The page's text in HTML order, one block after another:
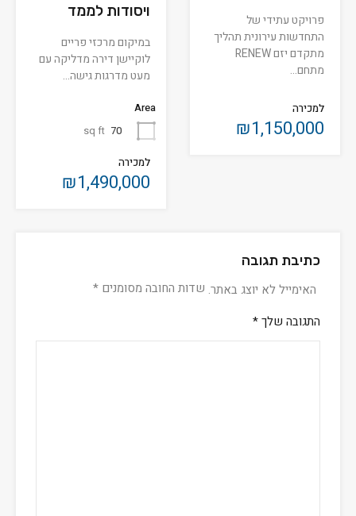
פרויקט עתידי של
התחדשות עירונית תהליך
מתקדם יזם RENEW
מתחם…
למכירה
₪1,150,000
ויסודות לממד
במיקום מרכזי פריים
לוקיישן דירה מדליקה עם
מעט מדרגות גישה…
Area
70
sq ft
למכירה
₪1,490,000
כתיבת תגובה
האימייל לא יוצג באתר. שדות החובה מסומנים *
התגובה שלך*